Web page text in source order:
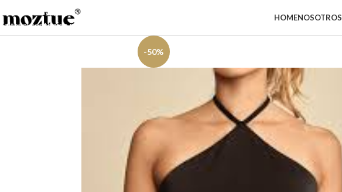
Saltar a la navegación
Saltar al contenido principal
HOMENOSOTROS
-50%